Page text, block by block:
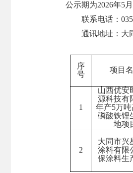
公示期为2026年5
联系电话：
通讯地址：大
序
号
项目
1
山西优安
源科技有
年产5万
磷酸铁锂
地项
2
大同市兴
涂料有限
保涂料生